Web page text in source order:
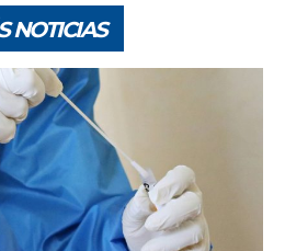
NOTICIAS